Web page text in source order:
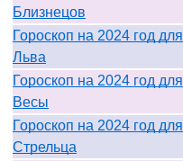
Близнецов
Гороскоп на 2024 год для
Льва
Гороскоп на 2024 год для
Весы
Гороскоп на 2024 год для
Стрельца